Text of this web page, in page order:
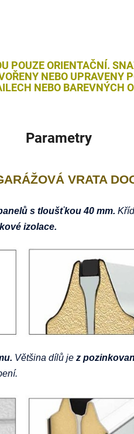
POUZE ORIENTAČNÍ.
NEBO UPRAVENY
NEBO BAREVNÝCH
Parametry
VRATA
s tloušťkou 40 mm.
izolace.
. Většina dílů je z